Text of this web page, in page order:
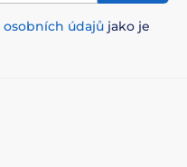
osobních údajů jako je